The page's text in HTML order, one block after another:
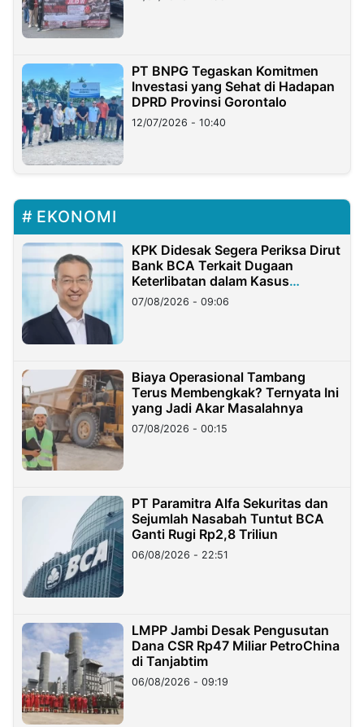
PT BNPG Tegaskan Komitmen
Investasi yang Sehat di Hadapan
DPRD Provinsi Gorontalo
12/07/2026 - 10:40
EKONOMI
KPK Didesak Segera Periksa Dirut
Bank BCA Terkait Dugaan
Keterlibatan dalam Kasus
Hilangnya Dana Nasabah Rp2,58
Miliar
07/08/2026 - 09:06
Biaya Operasional Tambang
Terus Membengkak? Ternyata Ini
yang Jadi Akar Masalahnya
07/08/2026 - 00:15
PT Paramitra Alfa Sekuritas dan
Sejumlah Nasabah Tuntut BCA
Ganti Rugi Rp2,8 Triliun
06/08/2026 - 22:51
LMPP Jambi Desak Pengusutan
Dana CSR Rp47 Miliar PetroChina
di Tanjabtim
06/08/2026 - 09:19